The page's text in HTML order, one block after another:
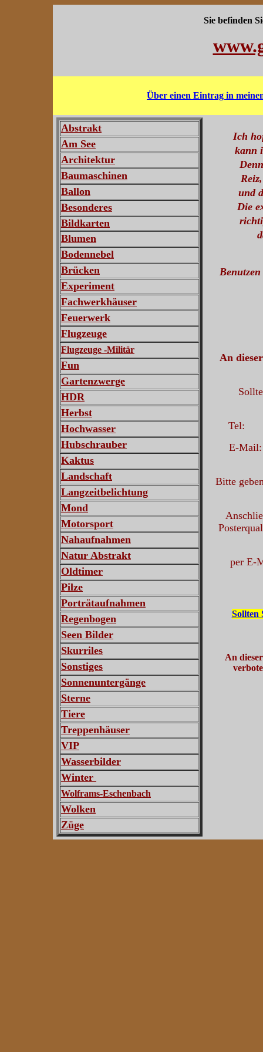
Sie befinden
Über einen Eintrag in
Abstrakt
Am See
Architektur
Baumaschinen
Ballon
Besonderes
Bildkarten
Blumen
Bodennebel
Brücken
Experiment
Fachwerkhäuser
Feuerwerk
Flugzeuge
Flugzeuge -Militär
Fun
Gartenzwerge
HDR
Herbst
Hochwasser
Hubschrauber
Kaktus
Landschaft
Langzeitbelichtung
Mond
Motorsport
Nahaufnahmen
Natur Abstrakt
Oldtimer
Pilze
Porträtaufnahmen
Regenbogen
Seen Bilder
Skurriles
Sonstiges
Sonnenuntergänge
Sterne
Tiere
Treppenhäuser
VIP
Wasserbilder
Winter
Wolframs-Eschenbach
Wolken
Züge
Ich
kann
und
Die
An
Tel:
E-
Bitte
per E-
Sollten
An